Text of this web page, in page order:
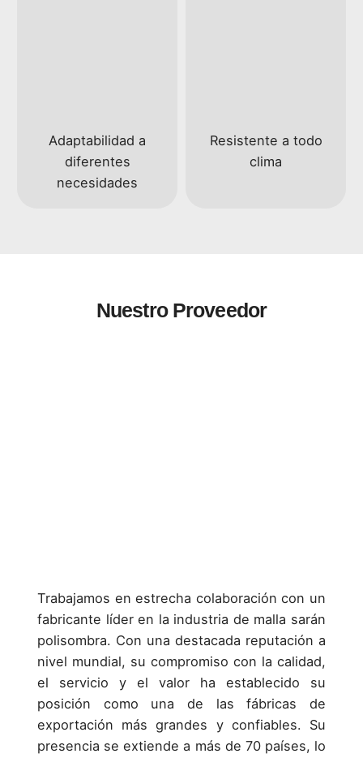
Adaptabilidad a
diferentes
necesidades
Resistente a todo
clima
Nuestro Proveedor
Trabajamos en estrecha colaboración con un
fabricante líder en la industria de malla sarán
polisombra. Con una destacada reputación a
nivel mundial, su compromiso con la calidad,
el servicio y el valor ha establecido su
posición como una de las fábricas de
exportación más grandes y confiables. Su
presencia se extiende a más de 70 países, lo